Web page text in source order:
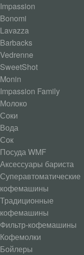
Impassion
Bonomi
Lavazza
Barbacks
Vedrenne
SweetShot
Monin
Impassion Family
Молоко
Соки
Вода
Сок
Посуда WMF
Аксессуары бариста
Суперавтоматические
кофемашины
Традиционные
кофемашины
Фильтр-кофемашины
Кофемолки
Бойлеры